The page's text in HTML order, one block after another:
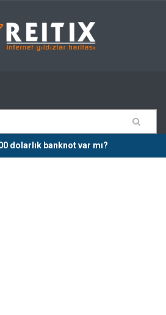
dolarlık banknot var mı?